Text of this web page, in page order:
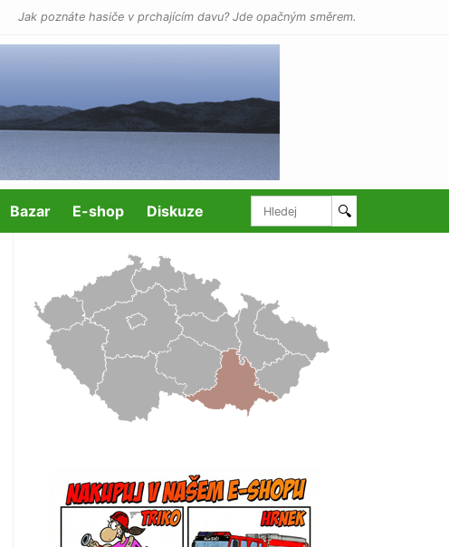
Jak poznáte hasiče v prchajícím davu? Jde opačným směrem.
Bazar E-shop Diskuze 🔍